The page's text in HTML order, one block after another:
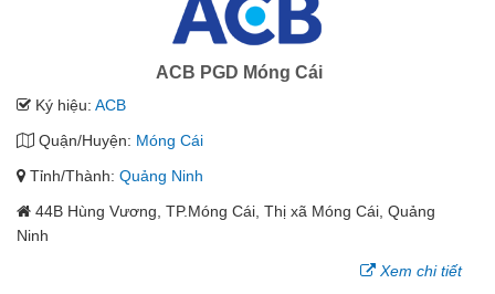
ACB PGD Móng Cái
Ký hiệu: ACB
Quận/Huyện: Móng Cái
Tỉnh/Thành: Quảng Ninh
44B Hùng Vương, TP.Móng Cái, Thị xã Móng Cái, Quảng
Ninh
Xem chi tiết